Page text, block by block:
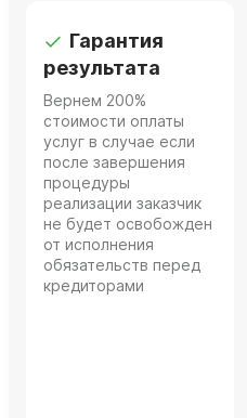
Гарантия
результата
Вернем 200%
стоимости оплаты
услуг в случае если
после завершения
процедуры
реализации заказчик
не будет освобожден
от исполнения
обязательств перед
кредиторами